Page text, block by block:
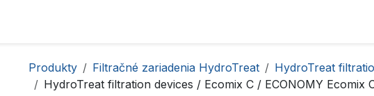
Produkty Filtračné zariadenia HydroTreat
HydroTreat
HydroTreat filtration devices / Ecomix C / ECONOMY Ecomix